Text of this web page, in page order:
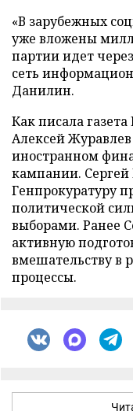
«В зарубежных
уже вложены
партии идет
сеть
Данилин.
Как писала
Алексей Журавлев
иностранном
кампании.
Генпрокуратуру
политической
выборами. Ранее
активную
вмешательству в
процессы.